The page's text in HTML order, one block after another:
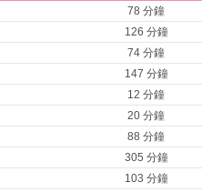
78 分鐘
126 分鐘
74 分鐘
147 分鐘
12 分鐘
20 分鐘
88 分鐘
305 分鐘
103 分鐘